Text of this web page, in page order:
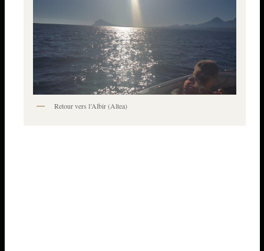
Retour vers l’Albir (Altea)